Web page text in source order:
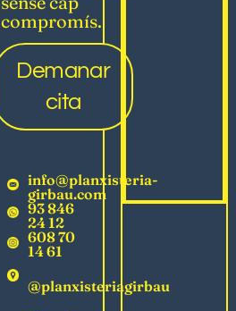
compromís.
Demanar
cita
info@planxisteria-
girbau.com
93 846
24 12
608 70
14 61
@planxisteriagirbau